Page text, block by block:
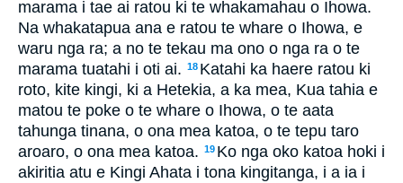
marama i tae ai ratou ki te whakamahau o Ihowa.
Na whakatapua ana e ratou te whare o Ihowa, e
waru nga ra; a no te tekau ma ono o nga ra o te
marama tuatahi i oti ai. 18 Katahi ka haere ratou ki
roto, kite kingi, ki a Hetekia, a ka mea, Kua tahia e
matou te poke o te whare o Ihowa, o te aata
tahunga tinana, o ona mea katoa, o te tepu taro
aroaro, o ona mea katoa. 19 Ko nga oko katoa hoki i
akiritia atu e Kingi Ahata i tona kingitanga, i a ia i